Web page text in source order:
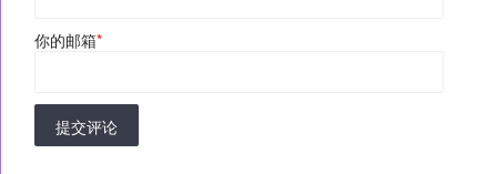
你的邮箱*
提交评论